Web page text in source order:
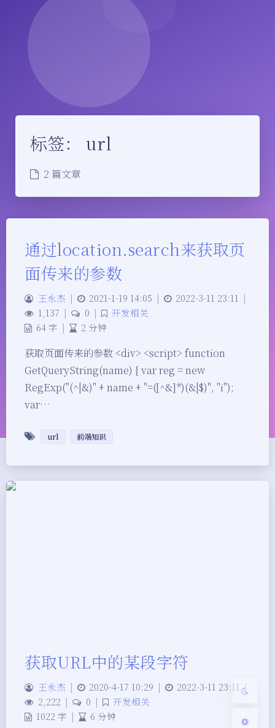
关闭 日落
标签： url
2 篇文章
通过location.search来获取页
面传来的参数
王永杰 | 2021-1-19 14:05 | 2022-3-11 23:11 |
1,137 | 0 |
开发相关
64 字 | 2 分钟
获取页面传来的参数 <div> <script> function
GetQueryString(name) { var reg = new
RegExp("(^|&)" + name + "=([^&]*)(&|$)", "i");
var…
url 前端知识
获取URL中的某段字符
王永杰 | 2020-4-17 10:29 | 2022-3-11 23:11 |
2,222 | 0 |
开发相关
1022 字 | 6 分钟